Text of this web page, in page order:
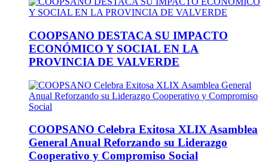
COOPSANO DESTACA SU IMPACTO
ECONÓMICO Y SOCIAL EN LA
PROVINCIA DE VALVERDE
COOPSANO Celebra Exitosa XLIX Asamblea
General Anual Reforzando su Liderazgo
Cooperativo y Compromiso Social